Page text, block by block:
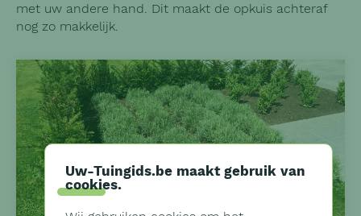
met uw andere hand. Dit maakt de opkuis achteraf
nog zo makkelijk.
Uw-Tuingids.be maakt gebruik van
cookies.